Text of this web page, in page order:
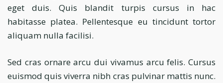
eget duis. Quis blandit turpis cursus in hac
habitasse platea. Pellentesque eu tincidunt tortor
aliquam nulla facilisi.
Sed cras ornare arcu dui vivamus arcu felis. Cursus
euismod quis viverra nibh cras pulvinar mattis nunc.